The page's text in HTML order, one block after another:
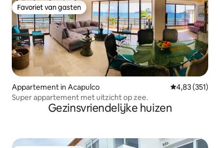
Favoriet van gasten
Favoriet van gasten
Appartement in Acapulco Gemiddelde
4,83 (351)
Super appartement met uitzicht op zee.
Gezinsvriendelijke huizen